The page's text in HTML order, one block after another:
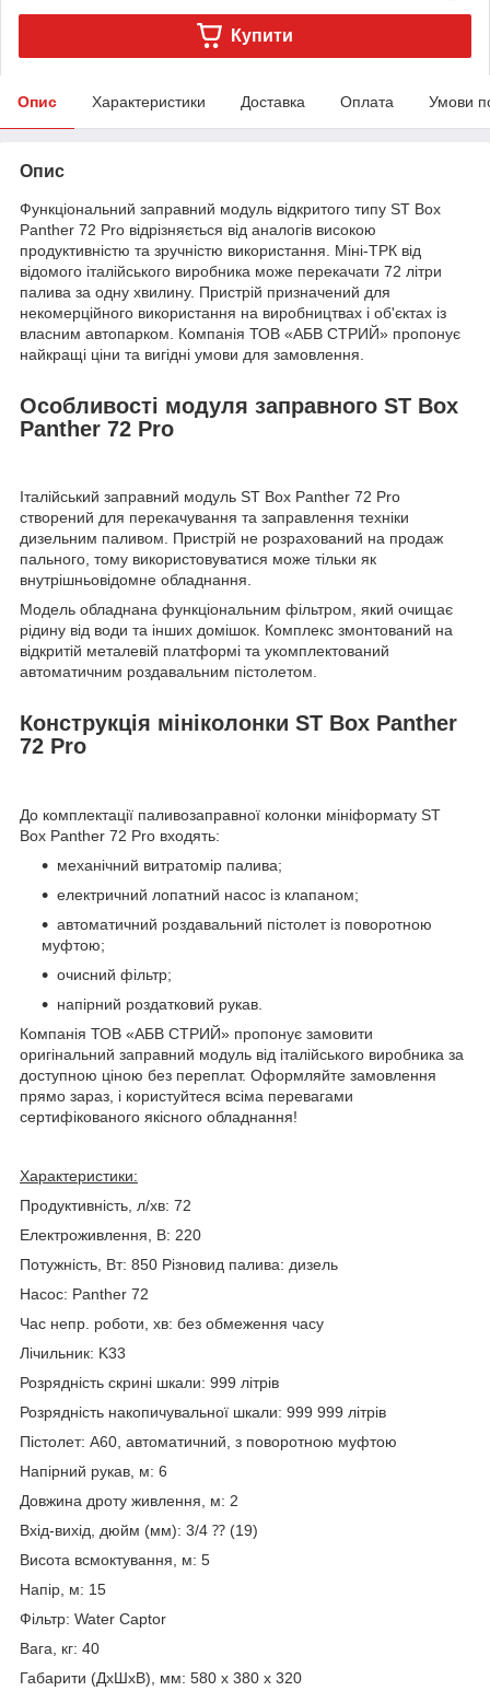
Купити
Опис Характеристики Доставка Оплата Умови
Опис
Функціональний заправний модуль відкритого типу ST Box
Panther 72 Pro відрізняється від аналогів високою
продуктивністю та зручністю використання. Міні-ТРК від
відомого італійського виробника може перекачати 72 літри
палива за одну хвилину. Пристрій призначений для
некомерційного використання на виробництвах і об'єктах із
власним автопарком. Компанія ТОВ «АБВ СТРИЙ» пропонує
найкращі ціни та вигідні умови для замовлення.
Особливості модуля заправного ST Box
Panther 72 Pro
Італійський заправний модуль ST Box Panther 72 Pro
створений для перекачування та заправлення техніки
дизельним паливом. Пристрій не розрахований на продаж
пального, тому використовуватися може тільки як
внутрішньовідомне обладнання.
Модель обладнана функціональним фільтром, який очищає
рідину від води та інших домішок. Комплекс змонтований на
відкритій металевій платформі та укомплектований
автоматичним роздавальним пістолетом.
Конструкція мініколонки ST Box Panther
72 Pro
До комплектації паливозаправної колонки мініформату ST
Box Panther 72 Pro входять:
механічний витратомір палива;
електричний лопатний насос із клапаном;
автоматичний роздавальний пістолет із поворотною
муфтою;
очисний фільтр;
напірний роздатковий рукав.
Компанія ТОВ «АБВ СТРИЙ» пропонує замовити
оригінальний заправний модуль від італійського виробника за
доступною ціною без переплат. Оформляйте замовлення
прямо зараз, і користуйтеся всіма перевагами
сертифікованого якісного обладнання!
Характеристики:
Продуктивність, л/хв: 72
Електроживлення, В: 220
Потужність, Вт: 850 Різновид палива: дизель
Насос: Panther 72
Час непр. роботи, хв: без обмеження часу
Лічильник: K33
Розрядність скрині шкали: 999 літрів
Розрядність накопичувальної шкали: 999 999 літрів
Пістолет: A60, автоматичний, з поворотною муфтою
Напірний рукав, м: 6
Довжина дроту живлення, м: 2
Вхід-вихід, дюйм (мм): 3/4 ⁇ (19)
Висота всмоктування, м: 5
Напір, м: 15
Фільтр: Water Captor
Вага, кг: 40
Габарити (ДхШхВ), мм: 580 x 380 x 320